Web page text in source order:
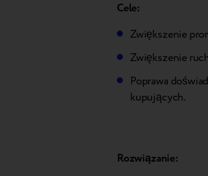
Cele:
Zwiększenie
Zwiększenie
Poprawa
kupujących.
Rozwiązanie: